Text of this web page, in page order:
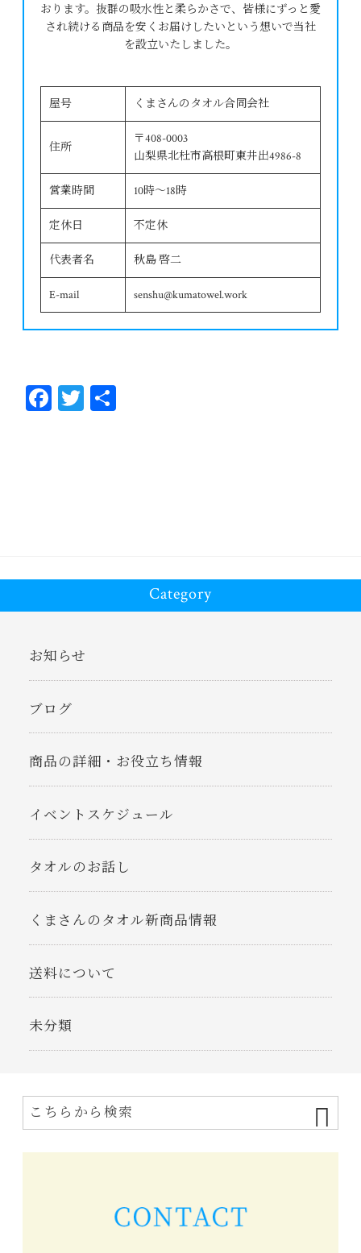
おります。抜群の吸水性と柔らかさで、皆様にずっと愛
され続ける商品を安くお届けしたいという想いで当社
を設立いたしました。
屋号 くまさんのタオル合同会社
住所
〒408-0003
山梨県北杜市高根町東井出4986-8
営業時間 10時～18時
定休日 不定休
代表者名 秋島 啓二
E-mail senshu@kumatowel.work
Fa T
Category
お知らせ
ブログ
商品の詳細・お役立ち情報
イベントスケジュール
タオルのお話し
くまさんのタオル新商品情報
送料について
未分類